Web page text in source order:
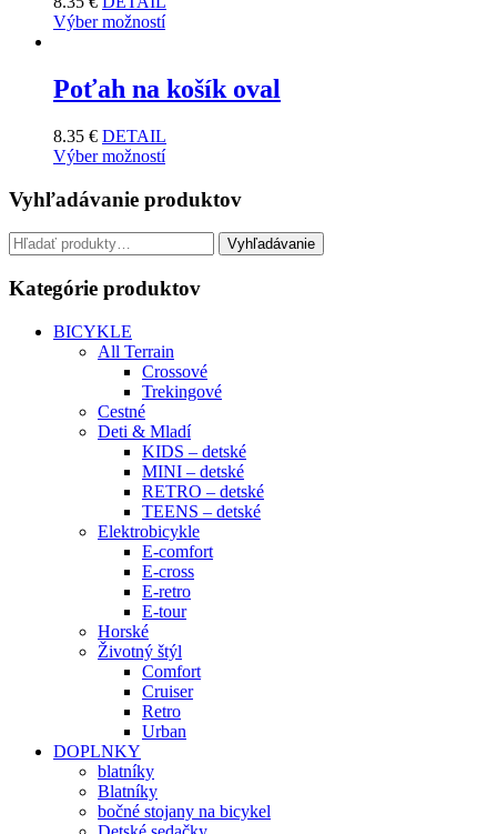
Výber možností
Poťah na košík oval
8.35 € DETAIL
Výber možností
Vyhľadávanie produktov
Hľadať: Vyhľadávanie
Kategórie produktov
BICYKLE
All Terrain
Crossové
Trekingové
Cestné
Deti & Mladí
KIDS – detské
MINI – detské
RETRO – detské
TEENS – detské
Elektrobicykle
E-comfort
E-cross
E-retro
E-tour
Horské
Životný štýl
Comfort
Cruiser
Retro
Urban
DOPLNKY
blatníky
Blatníky
bočné stojany na bicykel